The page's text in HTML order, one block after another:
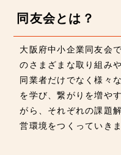
同友会とは？
大阪府中小企業同友会
のさまざまな取り組み
同業者だけでなく様々
を学び、繋がりを増や
がら、それぞれの課題
営環境をつくっていき